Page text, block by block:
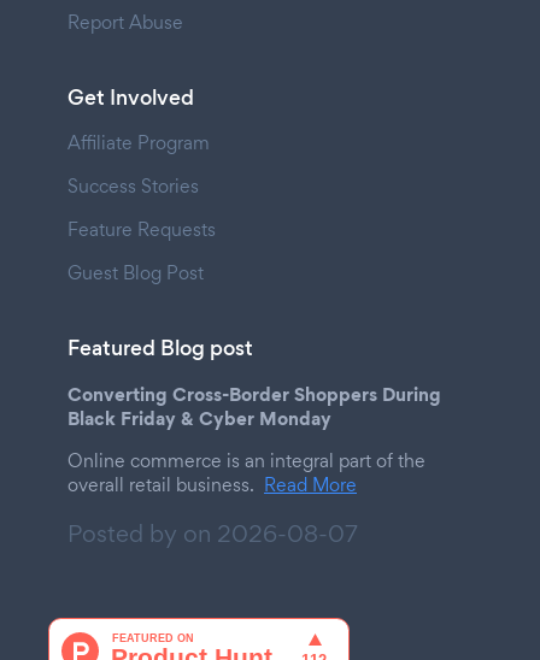
Report Abuse
Get Involved
Affiliate Program
Success Stories
Feature Requests
Guest Blog Post
Featured Blog post
Converting Cross-Border Shoppers During
Black Friday & Cyber Monday
Online commerce is an integral part of the
overall retail business. Read More
Posted by on 2026-08-07